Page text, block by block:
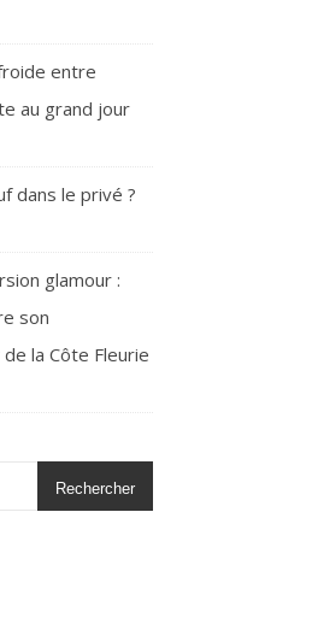
entre
au grand jour
dans le privé ?
glamour :
son
la Côte Fleurie
Rechercher